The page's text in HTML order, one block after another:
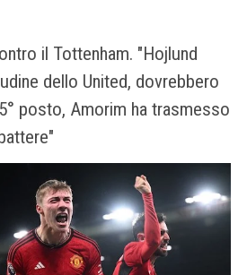
il Tottenham. "Hojlund
dello United, dovrebbero
posto, Amorim ha trasmesso